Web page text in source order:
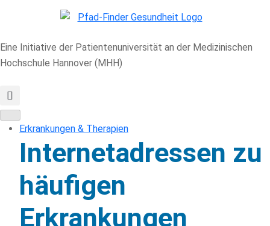
Eine Initiative der Patientenuniversität an der Medizinischen
Hochschule Hannover (MHH)
Erkrankungen & Therapien
Internetadressen zu
häufigen
Erkrankungen